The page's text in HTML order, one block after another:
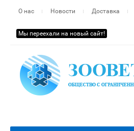
О нас Новости Доставка
Мы переехали на новый сайт!